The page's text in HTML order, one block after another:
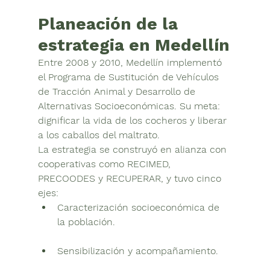
Planeación de la
estrategia en Medellín
Entre 2008 y 2010, Medellín implementó
el Programa de Sustitución de Vehículos
de Tracción Animal y Desarrollo de
Alternativas Socioeconómicas. Su meta:
dignificar la vida de los cocheros y liberar
a los caballos del maltrato.
La estrategia se construyó en alianza con
cooperativas como RECIMED,
PRECOODES y RECUPERAR , y tuvo cinco
ejes:
Caracterización socioeconómica de
la población.
Sensibilización y acompañamiento.